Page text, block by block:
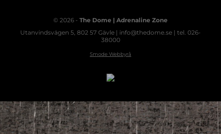
© 2026 - The Dome | Adrenaline Zone
Utanvindsvägen 5, 802 57 Gävle | info@thedome.se | tel. 026-
38000
Smode Webbyrå